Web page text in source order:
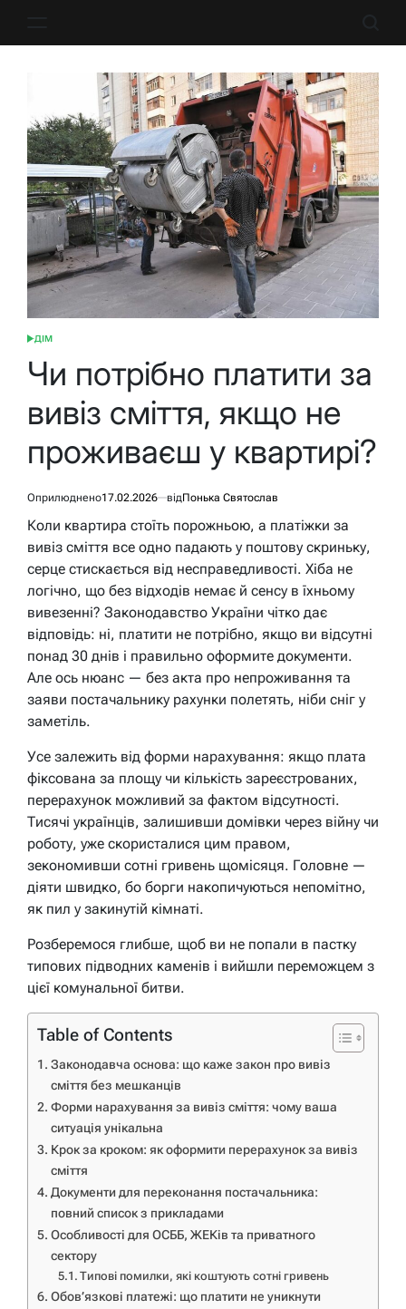
ОПУБЛІКУВАТИ
ДІМ
Чи потрібно платити за
вивіз сміття, якщо не
проживаєш у квартирі?
Оприлюднено17.02.2026 відПонька Святослав
Коли квартира стоїть порожньою, а платіжки за
вивіз сміття все одно падають у поштову скриньку,
серце стискається від несправедливості. Хіба не
логічно, що без відходів немає й сенсу в їхньому
вивезенні? Законодавство України чітко дає
відповідь: ні, платити не потрібно, якщо ви відсутні
понад 30 днів і правильно оформите документи.
Але ось нюанс — без акта про непроживання та
заяви постачальнику рахунки полетять, ніби сніг у
заметіль.
Усе залежить від форми нарахування: якщо плата
фіксована за площу чи кількість зареєстрованих,
перерахунок можливий за фактом відсутності.
Тисячі українців, залишивши домівки через війну чи
роботу, уже скористалися цим правом,
зекономивши сотні гривень щомісяця. Головне —
діяти швидко, бо борги накопичуються непомітно,
як пил у закинутій кімнаті.
Розберемося глибше, щоб ви не попали в пастку
типових підводних каменів і вийшли переможцем з
цієї комунальної битви.
Table of Contents
Законодавча основа: що каже закон про вивіз
сміття без мешканців
Форми нарахування за вивіз сміття: чому ваша
ситуація унікальна
Крок за кроком: як оформити перерахунок за вивіз
сміття
Документи для переконання постачальника:
повний список з прикладами
Особливості для ОСББ, ЖЕКів та приватного
сектору
Типові помилки, які коштують сотні гривень
Обов’язкові платежі: що платити не уникнути